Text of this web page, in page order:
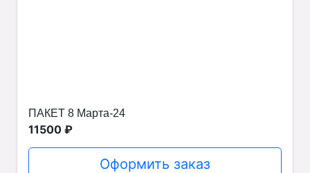
ПАКЕТ 8 Марта-24
11500 ₽
Оформить заказ